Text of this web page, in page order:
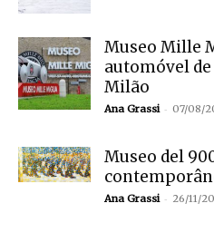
Museo Mille
automóvel
Milão
Ana Grassi - 07/08/
Museo del
Ana Grassi - 26/11/